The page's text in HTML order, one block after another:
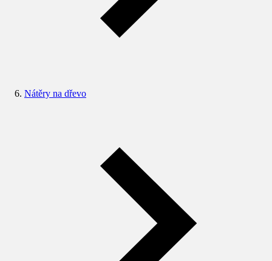
Nátěry na dřevo